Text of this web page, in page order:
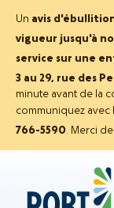
Un avis
vigueur jusqu'à
service sur une
3 au 29, rue des
minute avant de la
communiquez avec
766-5590. Merci